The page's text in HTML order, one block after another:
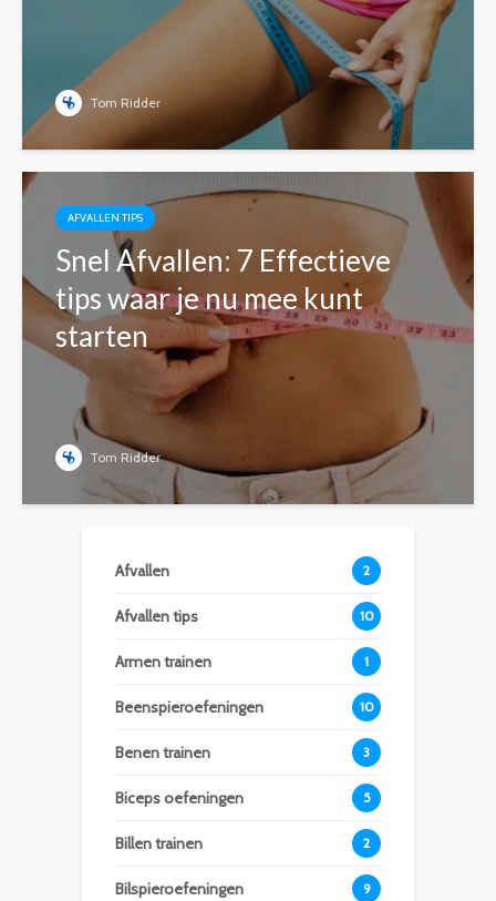
Tom Ridder
AFVALLEN TIPS
Snel Afvallen: 7 Effectieve
tips waar je nu mee kunt
starten
Tom Ridder
Afvallen 2
Afvallen tips 10
Armen trainen 1
Beenspieroefeningen 10
Benen trainen 3
Biceps oefeningen 5
Billen trainen 2
Bilspieroefeningen 9